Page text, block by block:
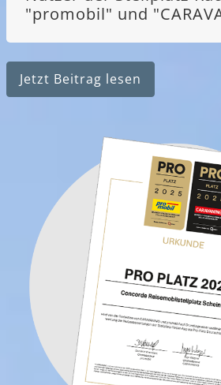
"promobil" und
Jetzt Beitrag lesen